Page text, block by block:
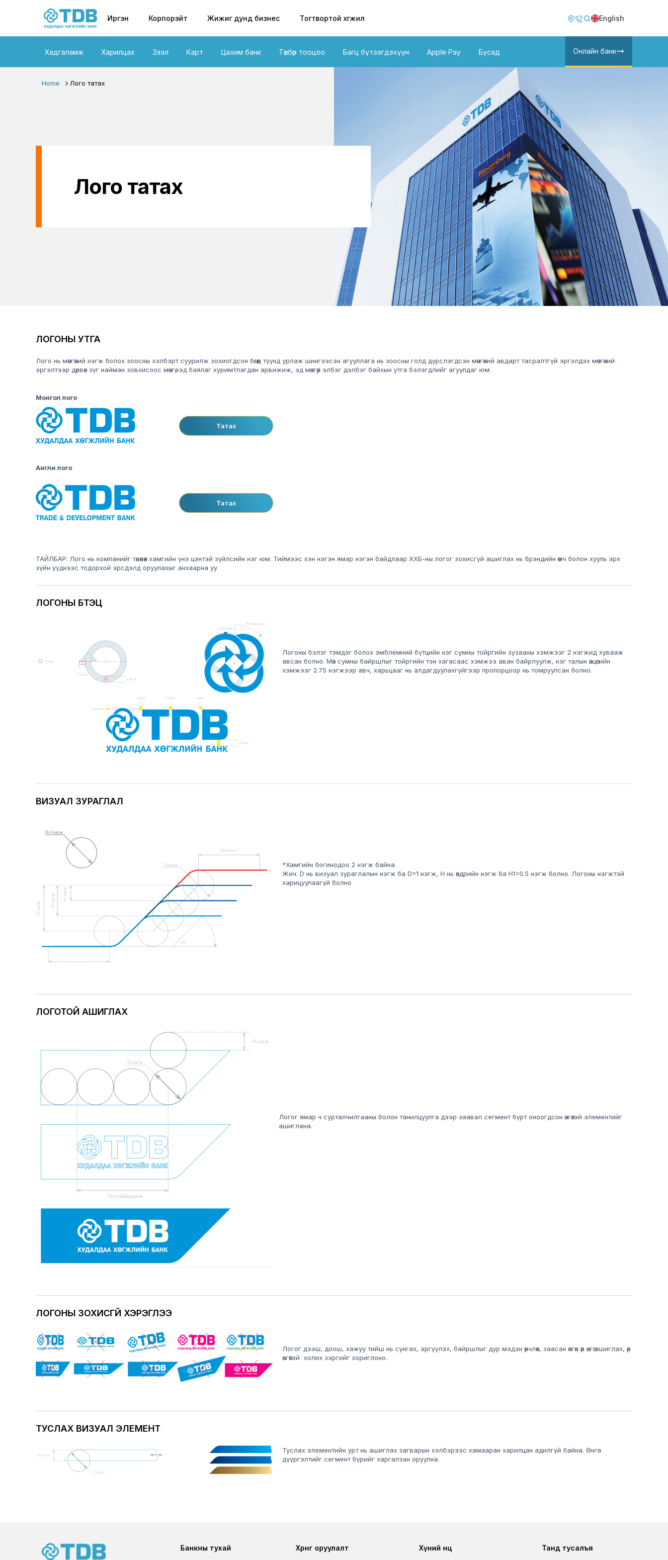
Иргэн Корпорэйт Жижиг дунд бизнес Тогтвортой хөгжил Image
Image English
Хадгаламж Харилцах Зээл Карт Цахим банк Төлбөр тооцоо Багц бүтээгдэхүүн Apple Pay Бусад Онлайн банк
Home Лого татах
Лого татах
ЛОГОНЫ УТГА
Лого нь мөнгөний нэгж болох зоосны хэлбэрт суурилж зохиогдсон бөгөөд түүнд урлаж шингээсэн агууллага нь зоосны голд дүрслэгдсэн мөнгөний авдарт тасралтгүй эргэлдэх мөнгөний
эргэлтээр дөрвөн зүг найман зовхисоос мөнгө, эд баялаг хуримтлагдан арвижиж, эд мөнгөөр элбэг дэлбэг байхын утга бэлэгдлийг агуулдаг юм.
Монгол лого
Татах
Англи лого
Татах
ТАЙЛБАР: Лого нь компанийг төлөөлөх хамгийн үнэ цэнтэй зүйлсийн нэг юм. Тиймээс хэн нэгэн ямар нэгэн байдлаар ХХБ-ны логог зохисгүй ашиглах нь брэндийн өмч болон хууль эрх
зүйн үүднээс тодорхой эрсдэлд оруулахыг анхаарна уу
ЛОГОНЫ БҮТЭЦ
Логоны бэлэг тэмдэг болох эмблемний бүтцийн нэг сумны тойргийн зузааны хэмжээг 2 нэгжид хувааж
авсан болно. Мөн сумны байршлыг тойргийн тэн хагасаас хэмжээ аван байрлуулж, нэг талын өнцөгийн
хэмжээг 2.75 нэгжээр авч, харьцааг нь алдагдуулахгүйгээр пропорцоор нь томруулсан болно.
ВИЗУАЛ ЗУРАГЛАЛ
*Хамгийн богинодоо 2 нэгж байна.
Жич: D нь визуал зураглалын нэгж ба D=1 нэгж, H нь өндрийн нэгж ба H1=0.5 нэгж болно. Логоны нэгжтэй
харицуулаагүй болно
ЛОГОТОЙ АШИГЛАХ
Логог ямар ч сурталчилгааны болон танилцуулга дээр заавал сегмент бүрт оноогдсон өнгөтэй элементийг
ашиглана.
ЛОГОНЫ ЗОХИСГҮЙ ХЭРЭГЛЭЭ
Image
Логог дээш, доош, хажуу тийш нь сунгах, эргүүлэх, байршлыг дур мэдэн өөрчлөх, заасан өнгөөс өөр өнгө ашиглах, өөр
өнгөтэй холих зэргийг хориглоно.
ТУСЛАХ ВИЗУАЛ ЭЛЕМЕНТ
Image
Туслах элементийн урт нь ашиглах загварын хэлбэрээс хамааран харилцан адилгүй байна. Өнгө
дүүргэлтийг сегмент бүрийг харгалзан оруулна.
Footer
Банкны тухай Footer third
Хөрөнгө оруулалт Footer second
Хүний нөөц Footer fourth
Танд тусалъя